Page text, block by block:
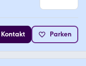
Kontakt Parken